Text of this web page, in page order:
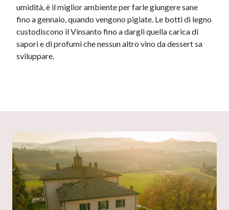
umidità, è il miglior ambiente per farle giungere sane
fino a gennaio, quando vengono pigiate. Le botti di legno
custodiscono il Vinsanto fino a dargli quella carica di
sapori e di profumi che nessun altro vino da dessert sa
sviluppare.